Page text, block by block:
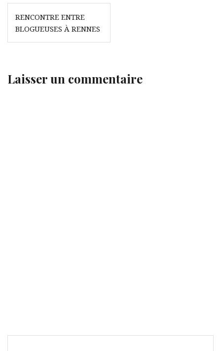
Navigation
de
l’article
RENCONTRE ENTRE
BLOGUEUSES À RENNES
Laisser un commentaire